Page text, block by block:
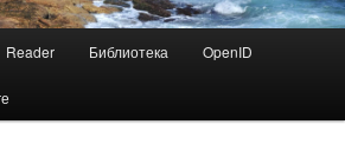
Reader Библиотека OpenID